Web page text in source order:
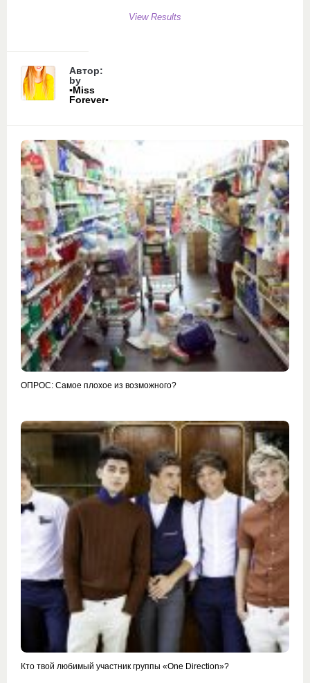
View Results
Автор:
by
▪Miss
Forever▪
ОПРОС: Самое плохое из возможного?
Кто твой любимый участник группы «One Direction»?